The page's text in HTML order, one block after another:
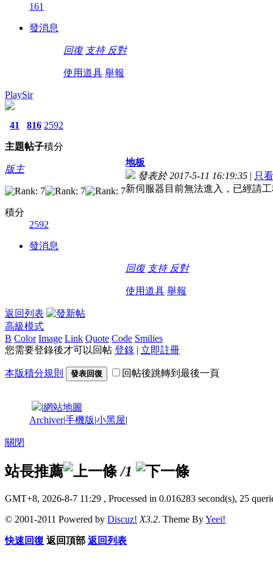
161
發消息
回復 支持 反對
使用道具 舉報
PlaySir
41
主題
816
帖子
2592
積分
版主
積分
2592
發消息
地板
發表於 2017-5-11 16:19:35 | 只
新伺服器目前無法進入，已經請
回復 支持 反對
使用道具 舉報
返回列表
高級模式
B Color Image Link Quote Code Smilies
您需要登錄後才可以回帖 登錄 | 立即註冊
本版積分規則 發表回復 回帖後跳轉到最後一頁
|網站地圖
Archiver|手機版|小黑屋|
關閉
站長推薦 /1
GMT+8, 2026-8-7 11:29 , Processed in 0.016283 second(s), 25
© 2001-2011 Powered by Discuz! X3.2. Theme ByYeei!
快速回復 返回頂部 返回列表